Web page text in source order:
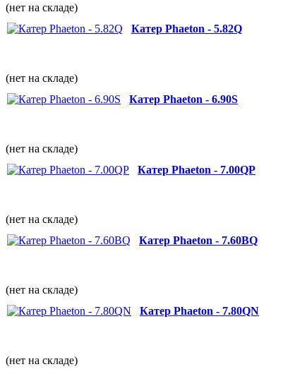
(нет на складе)
Катер Phaeton - 5.82Q
(нет на складе)
Катер Phaeton - 6.90S
(нет на складе)
Катер Phaeton - 7.00QP
(нет на складе)
Катер Phaeton - 7.60BQ
(нет на складе)
Катер Phaeton - 7.80QN
(нет на складе)